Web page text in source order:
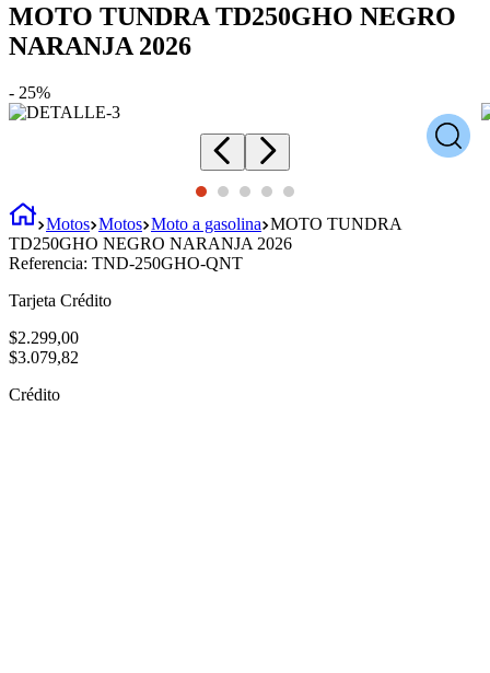
MOTO TUNDRA TD250GHO NEGRO
NARANJA 2026
- 25%
Motos Motos Moto a gasolina MOTO TUNDRA
TD250GHO NEGRO NARANJA 2026
Referencia: TND-250GHO-QNT
Tarjeta Crédito
$2.299,00
$3.079,82
Crédito